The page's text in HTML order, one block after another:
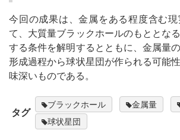
今回の成果は、金属をある程度含む
て、大質量ブラックホールのもととな
する条件を解明するとともに、金属量
形成過程から球状星団が作られる可能
味深いものである。
タグ
ブラックホール 金属量
球状星団